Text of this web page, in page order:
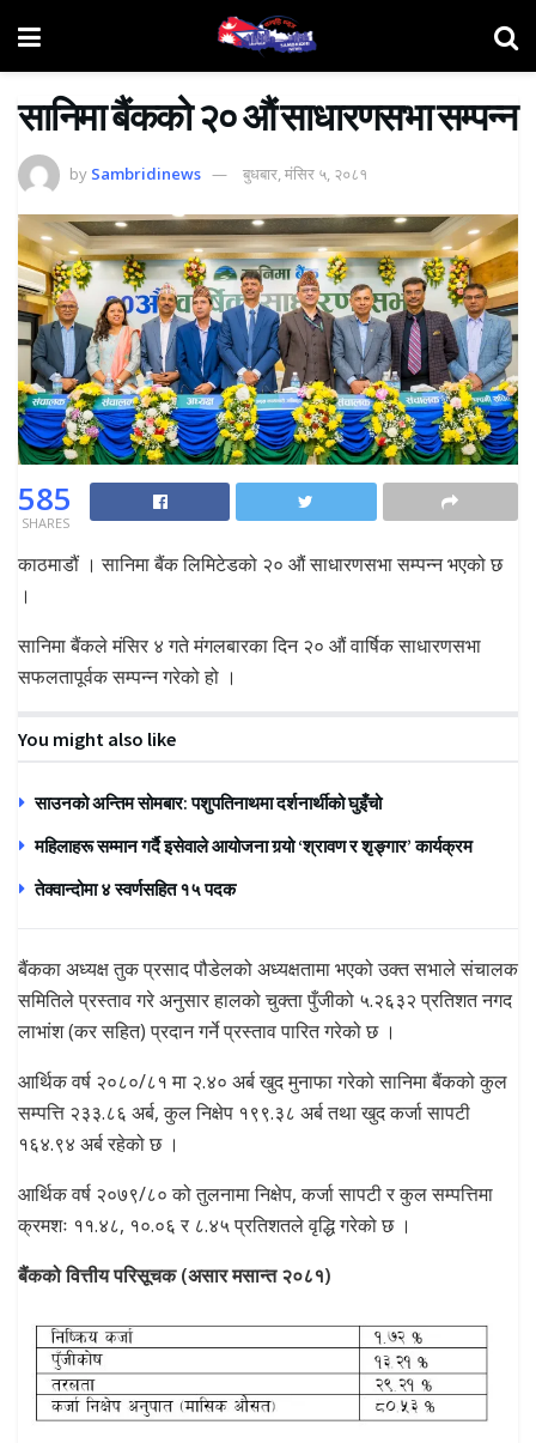
सानिमा बैंकको २० औं साधारणसभा सम्पन्न
by Sambridinews बुधबार, मंसिर ५, २०८१
585
SHARES
काठमाडौं । सानिमा बैंक लिमिटेडको २० औं साधारणसभा सम्पन्न भएको छ
।
सानिमा बैंकले मंसिर ४ गते मंगलबारका दिन २० औं वार्षिक साधारणसभा
सफलतापूर्वक सम्पन्न गरेको हो ।
You might also like
साउनको अन्तिम सोमबार: पशुपतिनाथमा दर्शनार्थीको घुइँचो
महिलाहरू सम्मान गर्दै इसेवाले आयोजना गर्‍यो ‘श्रावण र शृङ्गार’ कार्यक्रम
तेक्वान्दोमा ४ स्वर्णसहित १५ पदक
बैंकका अध्यक्ष तुक प्रसाद पौडेलको अध्यक्षतामा भएको उक्त सभाले संचालक
समितिले प्रस्ताव गरे अनुसार हालको चुक्ता पुँजीको ५.२६३२ प्रतिशत नगद
लाभांश (कर सहित) प्रदान गर्ने प्रस्ताव पारित गरेको छ ।
आर्थिक वर्ष २०८०/८१ मा २.४० अर्ब खुद मुनाफा गरेको सानिमा बैंकको कुल
सम्पत्ति २३३.८६ अर्ब, कुल निक्षेप १९९.३८ अर्ब तथा खुद कर्जा सापटी
१६४.९४ अर्ब रहेको छ ।
आर्थिक वर्ष २०७९/८० को तुलनामा निक्षेप, कर्जा सापटी र कुल सम्पत्तिमा
क्रमशः ११.४८, १०.०६ र ८.४५ प्रतिशतले वृद्धि गरेको छ ।
बैंकको वित्तीय परिसूचक (असार मसान्त २०८१)